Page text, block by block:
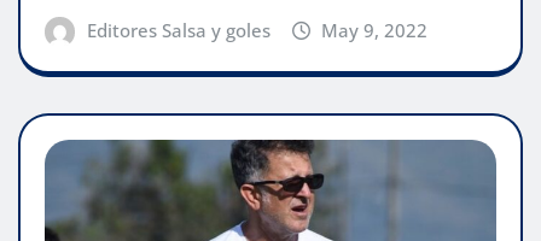
Editores Salsa y goles May 9, 2022